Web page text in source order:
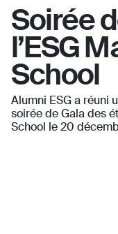
Soirée
l’ESG
School
Alumni ESG a réuni
soirée de Gala des
School le 20